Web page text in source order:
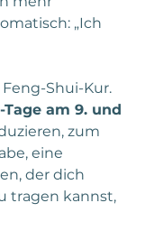
„Ich
Shui-Kur.
Tage am 9. und
zum
eine
der dich
tragen kannst,